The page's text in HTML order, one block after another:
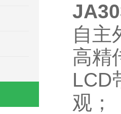
自主
高精
LCD
观；